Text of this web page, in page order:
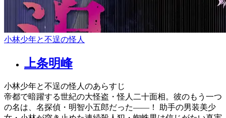
小林少年と不逞の怪人
上条明峰
小林少年と不逞の怪人のあらすじ
帝都で暗躍する世紀の大怪盗・怪人二十面相。彼のもう一つ
の名は、名探偵・明智小五郎だった――！ 助手の男装美少